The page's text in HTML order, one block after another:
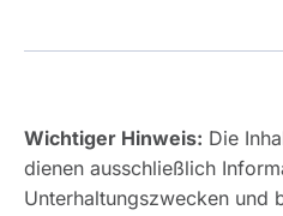
Wichtiger Hinweis: Die
dienen ausschließlich
Unterhaltungszwecken und